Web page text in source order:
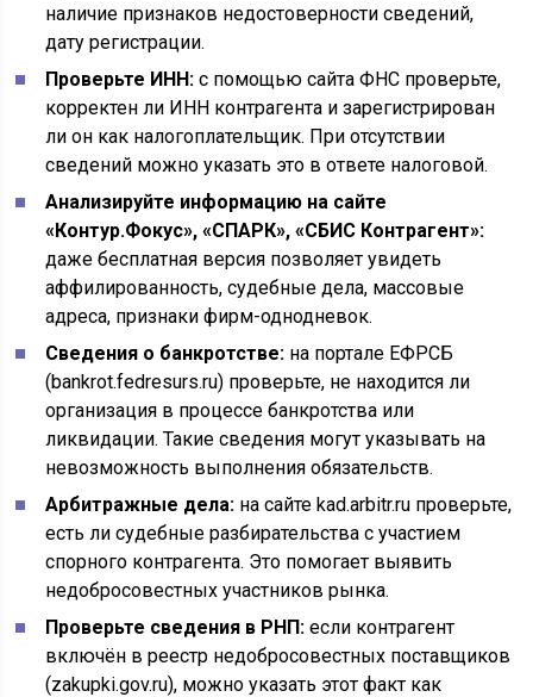
наличие признаков недостоверности сведений,
дату регистрации.
Проверьте ИНН: с помощью сайта ФНС проверьте,
корректен ли ИНН контрагента и зарегистрирован
ли он как налогоплательщик. При отсутствии
сведений можно указать это в ответе налоговой.
Анализируйте информацию на сайте
«Контур.Фокус», «СПАРК», «СБИС Контрагент»:
даже бесплатная версия позволяет увидеть
аффилированность, судебные дела, массовые
адреса, признаки фирм-однодневок.
Сведения о банкротстве: на портале ЕФРСБ
(bankrot.fedresurs.ru) проверьте, не находится ли
организация в процессе банкротства или
ликвидации. Такие сведения могут указывать на
невозможность выполнения обязательств.
Арбитражные дела: на сайте kad.arbitr.ru проверьте,
есть ли судебные разбирательства с участием
спорного контрагента. Это помогает выявить
недобросовестных участников рынка.
Проверьте сведения в РНП: если контрагент
включён в реестр недобросовестных поставщиков
(zakupki.gov.ru), можно указать этот факт как